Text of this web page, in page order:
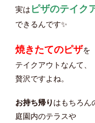
実は ピザのテイク
できるんです✨
焼きたてのピザを
テイクアウトなんて、
贅沢ですよね。
お持ち帰り はもちろん
庭園内のテラスや